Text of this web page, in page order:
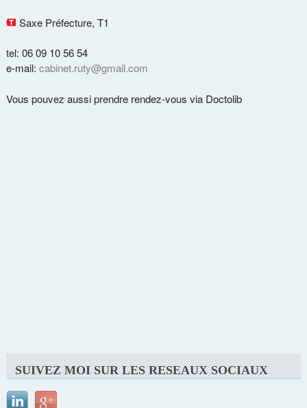
Saxe Préfecture, T1
tel: 06 09 10 56 54
e-mail:cabinet.ruty@gmail.com
Vous pouvez aussi prendre rendez-vous via Doctolib
SUIVEZ MOI SUR LES RESEAUX SOCIAUX